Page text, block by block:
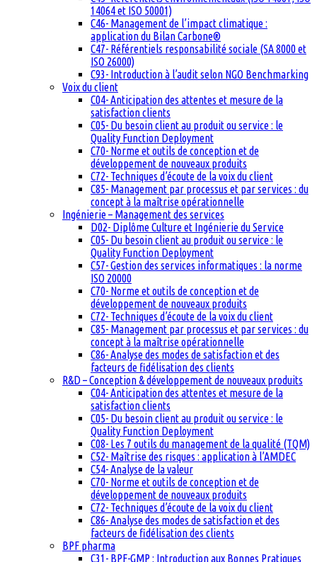
14064 et ISO 50001)
C46- Management de l’impact climatique :
application du Bilan Carbone®
C47- Référentiels responsabilité sociale (SA 8000 et
ISO 26000)
C93- Introduction à l’audit selon NGO Benchmarking
Voix du client
C04- Anticipation des attentes et mesure de la
satisfaction clients
C05- Du besoin client au produit ou service : le
Quality Function Deployment
C70- Norme et outils de conception et de
développement de nouveaux produits
C72- Techniques d’écoute de la voix du client
C85- Management par processus et par services : du
concept à la maîtrise opérationnelle
Ingénierie – Management des services
D02- Diplôme Culture et Ingénierie du Service
C05- Du besoin client au produit ou service : le
Quality Function Deployment
C57- Gestion des services informatiques : la norme
ISO 20000
C70- Norme et outils de conception et de
développement de nouveaux produits
C72- Techniques d’écoute de la voix du client
C85- Management par processus et par services : du
concept à la maîtrise opérationnelle
C86- Analyse des modes de satisfaction et des
facteurs de fidélisation des clients
R&D – Conception & développement de nouveaux produits
C04- Anticipation des attentes et mesure de la
satisfaction clients
C05- Du besoin client au produit ou service : le
Quality Function Deployment
C08- Les 7 outils du management de la qualité (TQM)
C52- Maîtrise des risques : application à l’AMDEC
C54- Analyse de la valeur
C70- Norme et outils de conception et de
développement de nouveaux produits
C72- Techniques d’écoute de la voix du client
C86- Analyse des modes de satisfaction et des
facteurs de fidélisation des clients
BPF pharma
C31- BPF-GMP : Introduction aux Bonnes Pratiques